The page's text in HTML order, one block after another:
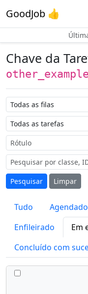
GoodJob 👍
Chave da
other_example
Nome da Fila
Nome da Tarefa
Rótulo
Pesquisar
Limpar
Tudo Agendado
Enfileirado
Em
Concluído com
ALTERNAR TODAS AS